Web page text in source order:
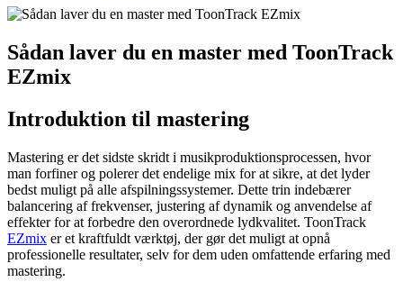
Sådan laver du en master med ToonTrack
EZmix
Introduktion til mastering
Mastering er det sidste skridt i musikproduktionsprocessen, hvor
man forfiner og polerer det endelige mix for at sikre, at det lyder
bedst muligt på alle afspilningssystemer. Dette trin indebærer
balancering af frekvenser, justering af dynamik og anvendelse af
effekter for at forbedre den overordnede lydkvalitet. ToonTrack
EZmix er et kraftfuldt værktøj, der gør det muligt at opnå
professionelle resultater, selv for dem uden omfattende erfaring med
mastering.